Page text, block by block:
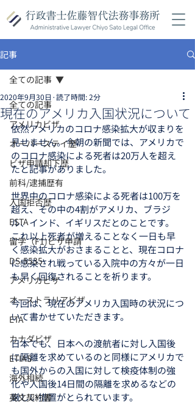
記事
全ての記事
アメリカビザ
オーバーステイ歴
ビザ申請却下歴
前科/逮捕歴有
入国拒否歴
ESTA
留学（F1)ビザ申請
DS-5535
アメリカビザ
オーストラリアビザ
ETA
カナダビザ
ETIAS
海外相続
英文契約書
全ての記事
現在のアメリカ入国状況について
2020年9月30日 読了時間: 2分
依然アメリカのコロナ感染拡大が収まりを
見せません。今朝の新聞では、アメリカで
のコロナ感染による死者は20万人を超え
たと記事がありました。
世界中のコロナ感染による死者は100万を
超え、その中の4割がアメリカ、ブラジ
ル、インド、イギリスだとのことです。
これ以上死者が増えることなく一日も早
く感染拡大がおさまることと、現在コロナ
に感染され戦っている入院中の方々が一日
も早く回復されることを祈ります。
今回は、現在のアメリカ入国時の状況につ
いて書かせていただきます。
日本でも、日本への渡航者に対し入国後
に隔離を求めているのと同様にアメリカで
も国外からの入国に対して検疫体制の強
化や入国後14日間の隔離を求めるなどの
厳しい措置がとられています。